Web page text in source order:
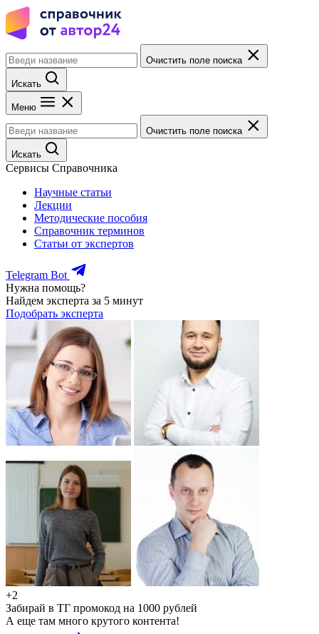
Очистить поле поиска
Искать
Меню
Очистить поле поиска
Искать
Сервисы Справочника
Научные статьи
Лекции
Методические пособия
Справочник терминов
Статьи от экспертов
Telegram Bot
Нужна помощь?
Найдем эксперта за 5 минут
Подобрать эксперта
+2
Забирай в ТГ промокод на 1000 рублей
А еще там много крутого контента!